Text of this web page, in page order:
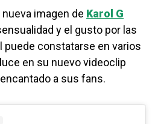
imagen de Karol G
y el gusto por las
puede constatarse en varios
en su nuevo videoclip
a sus fans.